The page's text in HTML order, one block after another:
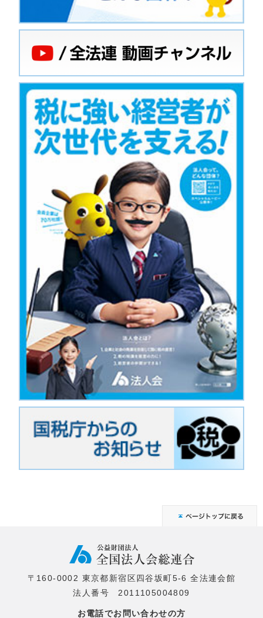
〒160-0002 東京都新宿区四谷坂町5-6 全法連会館
法人番号 2011105004809
お電話でお問い合わせの方